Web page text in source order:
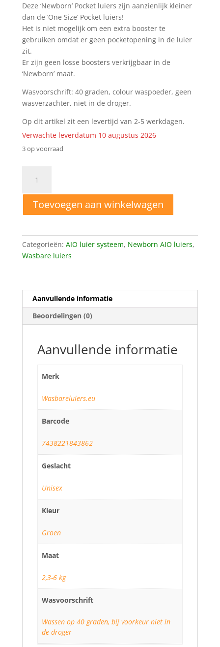
Deze ‘Newborn’ Pocket luiers zijn aanzienlijk kleiner
dan de ‘One Size’ Pocket luiers!
Het is niet mogelijk om een extra booster te
gebruiken omdat er geen pocketopening in de luier
zit.
Er zijn geen losse boosters verkrijgbaar in de
‘Newborn’ maat.
Wasvoorschrift: 40 graden, colour waspoeder, geen
wasverzachter, niet in de droger.
Op dit artikel zit een levertijd van 2-5 werkdagen.
Verwachte leverdatum 10 augustus 2026
3 op voorraad
Newborn
wasbare
Pocket
aantal
Toevoegen aan winkelwagen
Categorieën: AIO luier systeem, Newborn AIO luiers,
Wasbare luiers
Aanvullende informatie
Beoordelingen (0)
Aanvullende informatie
Merk
Wasbareluiers.eu
Barcode
7438221843862
Geslacht
Unisex
Kleur
Groen
Maat
2,3-6 kg
Wasvoorschrift
Wassen op 40 graden, bij voorkeur niet in
de droger